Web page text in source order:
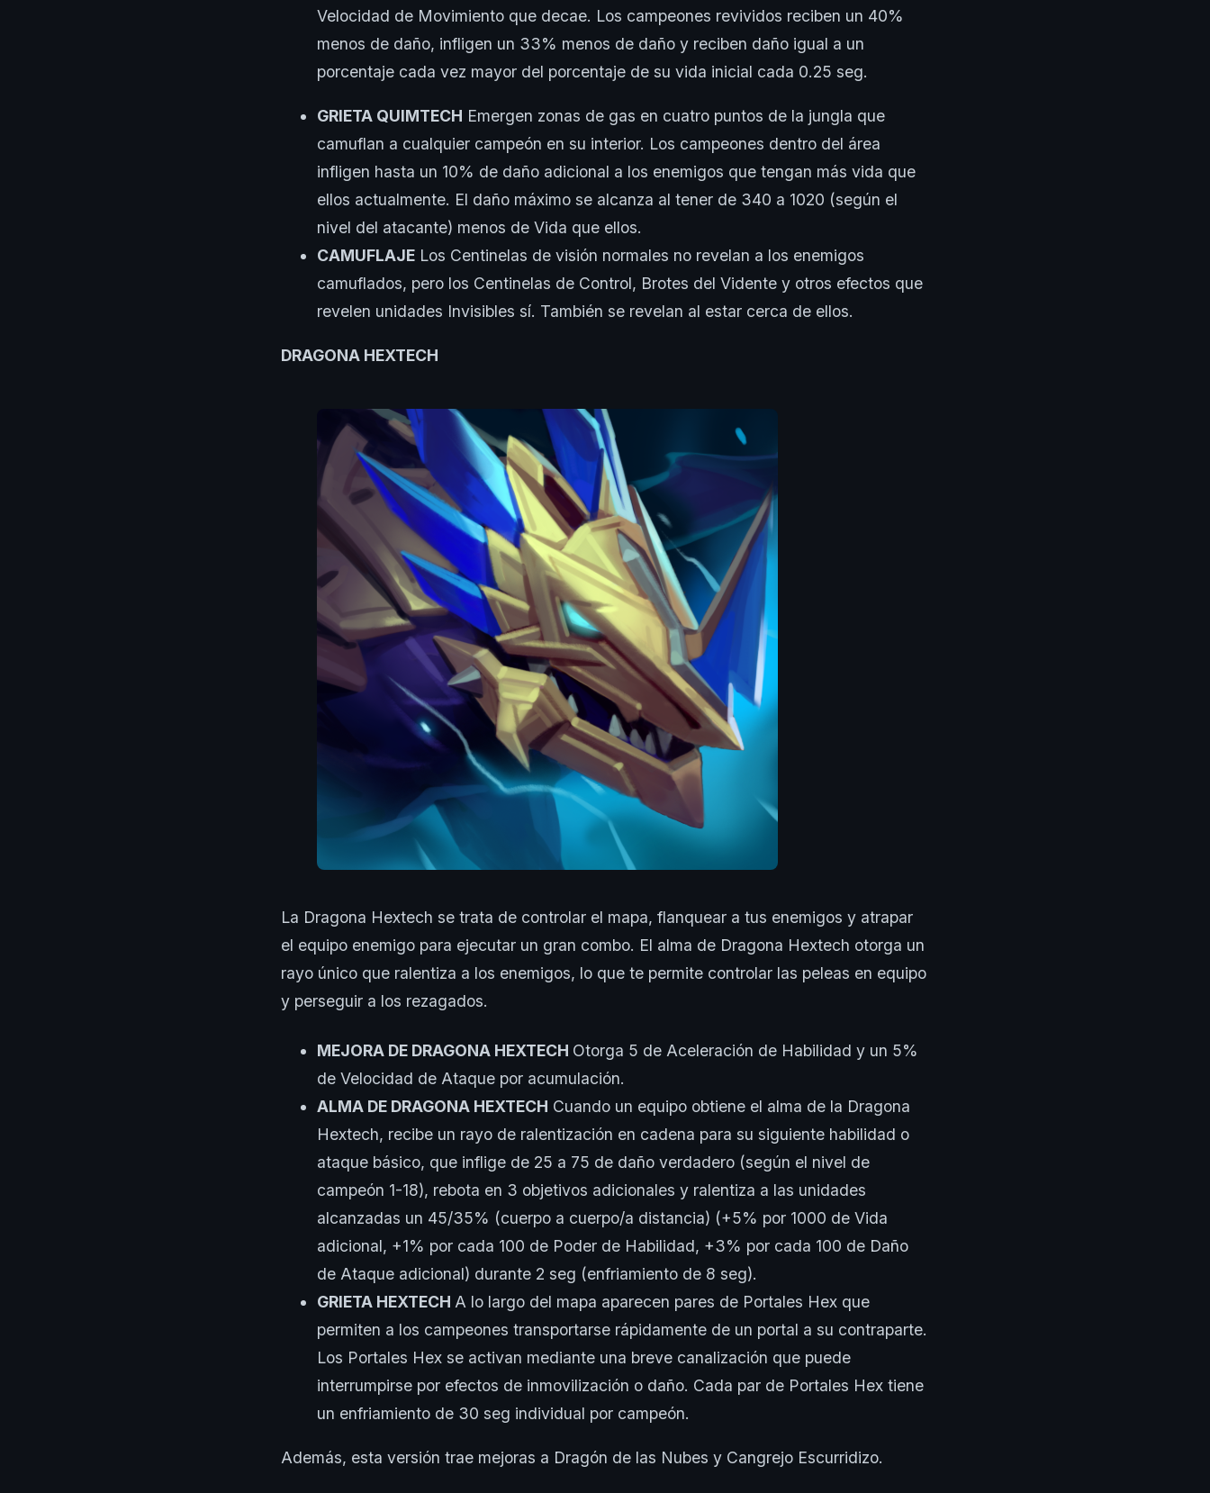
Velocidad de Movimiento que decae. Los campeones revividos reciben un 40%
menos de daño, infligen un 33% menos de daño y reciben daño igual a un
porcentaje cada vez mayor del porcentaje de su vida inicial cada 0.25 seg.
GRIETA QUIMTECH Emergen zonas de gas en cuatro puntos de la jungla que
camuflan a cualquier campeón en su interior. Los campeones dentro del área
infligen hasta un 10% de daño adicional a los enemigos que tengan más vida que
ellos actualmente. El daño máximo se alcanza al tener de 340 a 1020 (según el
nivel del atacante) menos de Vida que ellos.
CAMUFLAJE Los Centinelas de visión normales no revelan a los enemigos
camuflados, pero los Centinelas de Control, Brotes del Vidente y otros efectos que
revelen unidades Invisibles sí. También se revelan al estar cerca de ellos.
DRAGONA HEXTECH
La Dragona Hextech se trata de controlar el mapa, flanquear a tus enemigos y atrapar
el equipo enemigo para ejecutar un gran combo. El alma de Dragona Hextech otorga un
rayo único que ralentiza a los enemigos, lo que te permite controlar las peleas en equipo
y perseguir a los rezagados.
MEJORA DE DRAGONA HEXTECH Otorga 5 de Aceleración de Habilidad y un 5%
de Velocidad de Ataque por acumulación.
ALMA DE DRAGONA HEXTECH Cuando un equipo obtiene el alma de la Dragona
Hextech, recibe un rayo de ralentización en cadena para su siguiente habilidad o
ataque básico, que inflige de 25 a 75 de daño verdadero (según el nivel de
campeón 1-18), rebota en 3 objetivos adicionales y ralentiza a las unidades
alcanzadas un 45/35% (cuerpo a cuerpo/a distancia) (+5% por 1000 de Vida
adicional, +1% por cada 100 de Poder de Habilidad, +3% por cada 100 de Daño
de Ataque adicional) durante 2 seg (enfriamiento de 8 seg).
GRIETA HEXTECH A lo largo del mapa aparecen pares de Portales Hex que
permiten a los campeones transportarse rápidamente de un portal a su contraparte.
Los Portales Hex se activan mediante una breve canalización que puede
interrumpirse por efectos de inmovilización o daño. Cada par de Portales Hex tiene
un enfriamiento de 30 seg individual por campeón.
Además, esta versión trae mejoras a Dragón de las Nubes y Cangrejo Escurridizo.